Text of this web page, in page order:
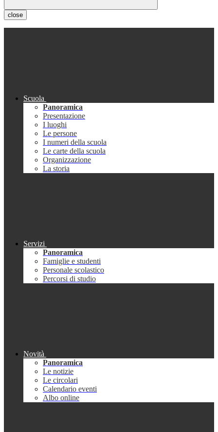
close
Scuola
Panoramica
Presentazione
I luoghi
Le persone
I numeri della scuola
Le carte della scuola
Organizzazione
La storia
Servizi
Panoramica
Famiglie e studenti
Personale scolastico
Percorsi di studio
Novità
Panoramica
Le notizie
Le circolari
Calendario eventi
Albo online